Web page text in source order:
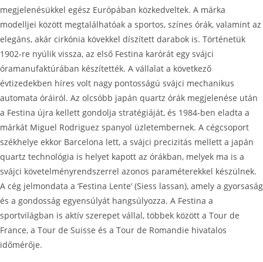
megjelenésükkel egész Európában közkedveltek. A márka
modelljei között megtalálhatóak a sportos, színes órák, valamint az
elegáns, akár cirkónia kövekkel díszített darabok is. Történetük
1902-re nyúlik vissza, az első Festina karórát egy svájci
óramanufaktúrában készítették. A vállalat a következő
évtizedekben híres volt nagy pontosságú svájci mechanikus
automata óráiról. Az olcsóbb japán quartz órák megjelenése után
a Festina újra kellett gondolja stratégiáját, és 1984-ben eladta a
márkát Miguel Rodriguez spanyol üzletembernek. A cégcsoport
székhelye ekkor Barcelona lett, a svájci precizitás mellett a japán
quartz technológia is helyet kapott az órákban, melyek ma is a
svájci követelményrendszerrel azonos paraméterekkel készülnek.
A cég jelmondata a ‘Festina Lente’ (Siess lassan), amely a gyorsaság
és a gondosság egyensúlyát hangsúlyozza. A Festina a
sportvilágban is aktív szerepet vállal, többek között a Tour de
France, a Tour de Suisse és a Tour de Romandie hivatalos
időmérője.